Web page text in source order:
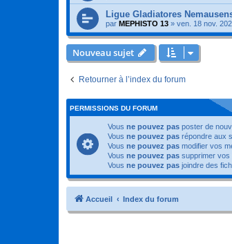
Ligue Gladiatores
par MEPHISTO 13 » ven. 18 nov.
Nouveau sujet
Retourner à l’index du forum
PERMISSIONS DU FORUM
Vous ne pouvez pas poster de
Vous ne pouvez pas répondre aux
Vous ne pouvez pas modifier vos
Vous ne pouvez pas supprimer vos
Vous ne pouvez pas joindre des
Accueil Index du forum